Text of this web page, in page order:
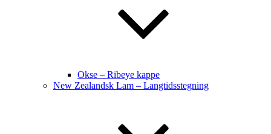
Okse – Ribeye kappe
New Zealandsk Lam – Langtidsstegning